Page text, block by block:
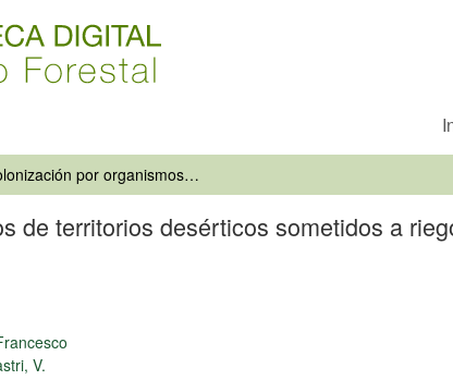
Colonización por organismos edáficos de territorios desérticos sometidos a riego (Estancia Castilla, Provincia de Atacama, Chile)
de territorios desérticos sometidos a
V.